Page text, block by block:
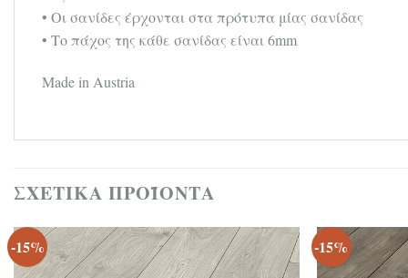
• Οι σανίδες έρχονται στα πρότυπα μίας σανίδας
• Το πάχος της κάθε σανίδας είναι 6mm
Made in Austria
ΣΧΕΤΙΚΆ ΠΡΟΪΌΝΤΑ
-15% -15%